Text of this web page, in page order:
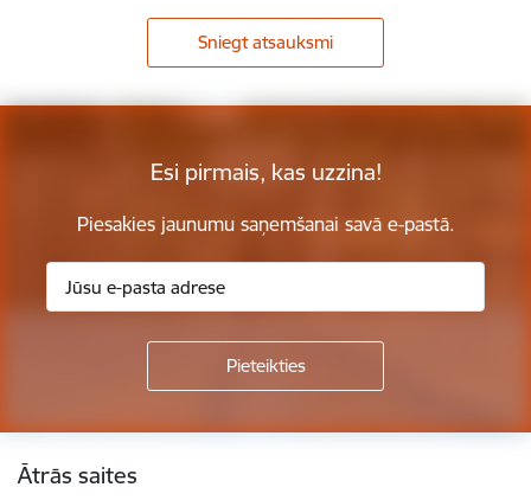
Sniegt atsauksmi
Esi pirmais, kas uzzina!
Piesakies jaunumu saņemšanai savā e-pastā.
Ātrās saites